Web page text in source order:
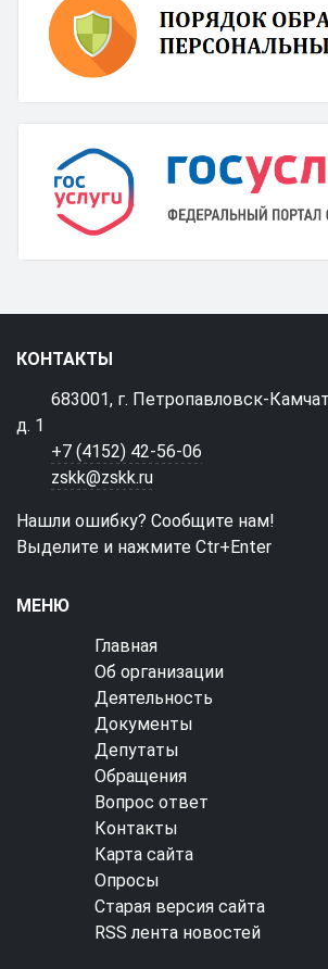
КОНТАКТЫ
683001, г. Петропавловск-
д. 1
+7 (4152) 42-56-06
zskk@zskk.ru
Нашли ошибку? Сообщите нам!
Выделите и нажмите Ctr+Enter
МЕНЮ
Главная
Об организации
Деятельность
Документы
Депутаты
Обращения
Вопрос ответ
Контакты
Карта сайта
Опросы
Старая версия сайта
RSS лента новостей